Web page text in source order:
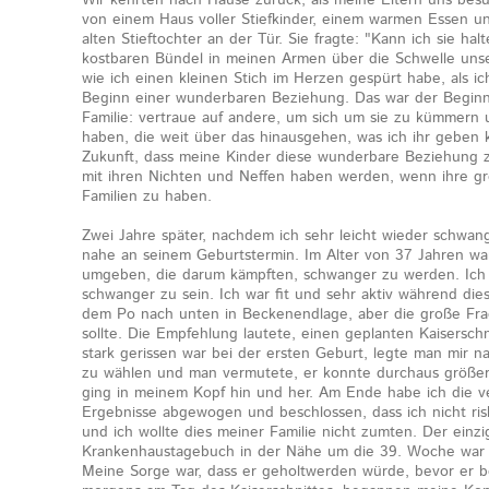
von einem Haus voller Stiefkinder, einem warmen Essen
alten Stieftochter an der Tür. Sie fragte: "Kann ich sie
kostbaren Bündel in meinen Armen über die Schwelle
wie ich einen kleinen Stich im Herzen gespürt habe, als
Beginn einer wunderbaren Beziehung. Das war der
Familie: vertraue auf andere, um sich um sie zu
haben, die weit über das hinausgehen, was ich ihr
Zukunft, dass meine Kinder diese wunderbare Beziehung
mit ihren Nichten und Neffen haben werden, wenn ihre
Familien zu haben.
Zwei Jahre später, nachdem ich sehr leicht wieder
nahe an seinem Geburtstermin. Im Alter von 37 Jahren
umgeben, die darum kämpften, schwanger zu werden.
schwanger zu sein. Ich war fit und sehr aktiv während
dem Po nach unten in Beckenendlage, aber die große
sollte. Die Empfehlung lautete, einen geplanten
stark gerissen war bei der ersten Geburt, legte man mir
zu wählen und man vermutete, er konnte durchaus
ging in meinem Kopf hin und her. Am Ende habe ich die
Ergebnisse abgewogen und beschlossen, dass ich nicht
und ich wollte dies meiner Familie nicht zumten. Der
Krankenhaustagebuch in der Nähe um die 39. Woche
Meine Sorge war, dass er geholtwerden würde, bevor er